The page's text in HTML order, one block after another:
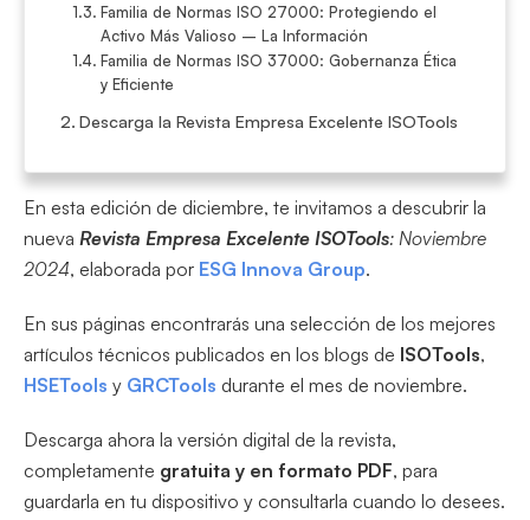
Familia de Normas ISO 27000: Protegiendo el
Activo Más Valioso – La Información
Familia de Normas ISO 37000: Gobernanza Ética
y Eficiente
Descarga la Revista Empresa Excelente ISOTools
En esta edición de diciembre, te invitamos a descubrir la
nueva Revista Empresa Excelente ISOTools: Noviembre
2024, elaborada por ESG Innova Group.
En sus páginas encontrarás una selección de los mejores
artículos técnicos publicados en los blogs de ISOTools,
HSETools y GRCTools durante el mes de noviembre.
Descarga ahora la versión digital de la revista,
completamente gratuita y en formato PDF, para
guardarla en tu dispositivo y consultarla cuando lo desees.